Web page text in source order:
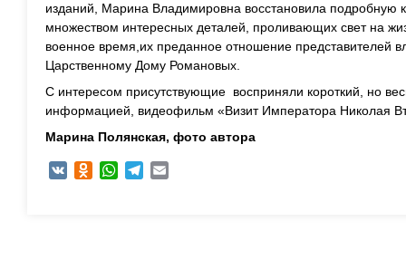
изданий, Марина Владимировна восстановила подробную
множеством интересных деталей, проливающих свет на
военное время,их преданное отношение представителей
Царственному Дому Романовых.
С интересом присутствующие восприняли короткий, но
информацией, видеофильм «Визит Императора Николая
Марина Полянская, фото автора
VK Odnoklassniki
WhatsAppTelegram